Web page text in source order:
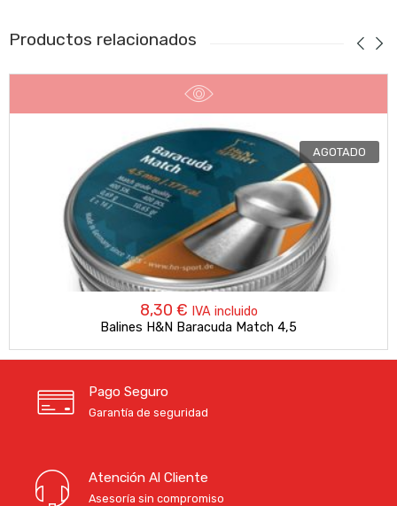
Productos relacionados
AGOTADO
8,30 € IVA incluido
Balines H&N Baracuda Match 4,5
Pago Seguro
Garantía de seguridad
Atención Al Cliente
Asesoría sin compromiso